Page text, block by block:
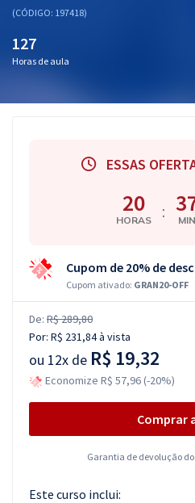
(CÓDIGO: 197418)
127
Horas de aula
ESSAS
20
HORAS : MIN
Cupom de 20% de
Cupom ativado: GRAN20-OFF
De: R$ 289,80
Por: R$ 231,84à vista
ou 12x de R$ 19,32
Economize R$ 57,96 (-20%)
Comprar
Garantia de devolução
Este curso inclui: